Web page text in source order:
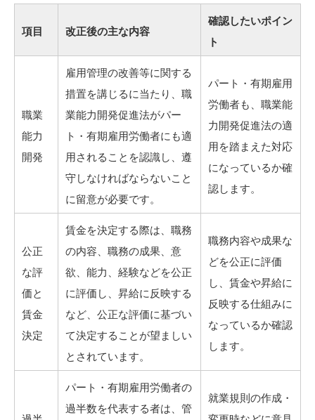
項目 改正後の主な内容
確認したいポイン
ト
職業
能力
開発
雇用管理の改善等に関する
措置を講じるに当たり、職
業能力開発促進法がパー
ト・有期雇用労働者にも適
用されることを認識し、遵
守しなければならないこと
に留意が必要です。
パート・有期雇用
労働者も、職業能
力開発促進法の適
用を踏まえた対応
になっているか確
認します。
公正
な評
価と
賃金
決定
賃金を決定する際は、職務
の内容、職務の成果、意
欲、能力、経験などを公正
に評価し、昇給に反映する
など、公正な評価に基づい
て決定することが望ましい
とされています。
職務内容や成果な
どを公正に評価
し、賃金や昇給に
反映する仕組みに
なっているか確認
します。
パート・有期雇用労働者の
過半数を代表する者は、管
就業規則の作成・